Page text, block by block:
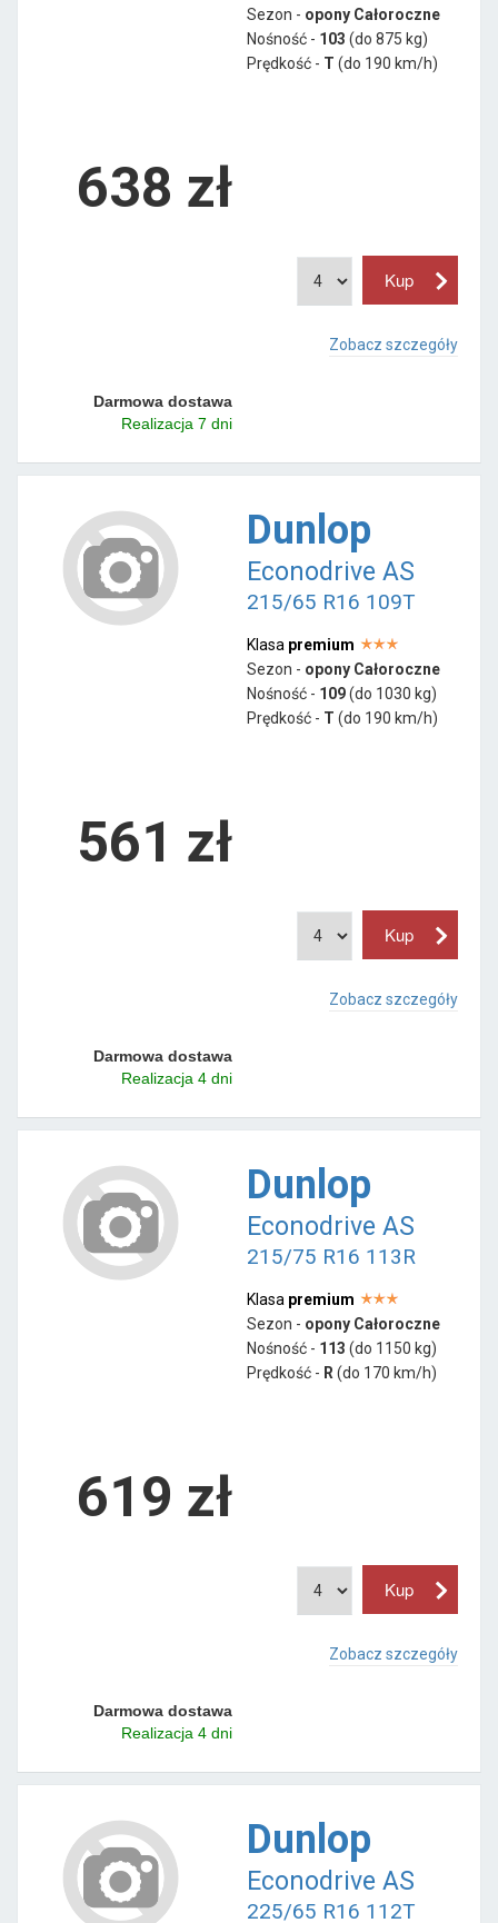
Sezon - opony Całoroczne
Nośność - 103 (do 875 kg)
Prędkość - T (do 190 km/h)
638 zł
Zobacz szczegóły
Darmowa dostawa
Realizacja 7 dni
Dunlop
Econodrive AS
215/65 R16 109T
Klasa premium
Sezon - opony Całoroczne
Nośność - 109(do 1030 kg)
Prędkość - T (do 190 km/h)
561 zł
Zobacz szczegóły
Darmowa dostawa
Realizacja 4 dni
Dunlop
Econodrive AS
215/75 R16 113R
Klasa premium
Sezon - opony Całoroczne
Nośność - 113 (do 1150 kg)
Prędkość - R (do 170 km/h)
619 zł
Zobacz szczegóły
Darmowa dostawa
Realizacja 4 dni
Dunlop
Econodrive AS
225/65 R16 112T